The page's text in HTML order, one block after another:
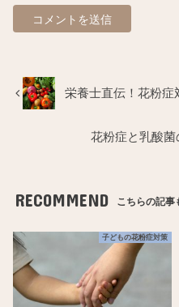
栄養士直伝！花粉症
花粉症と乳酸
RECOMMEND こちらの記事
子どもの花粉症対策